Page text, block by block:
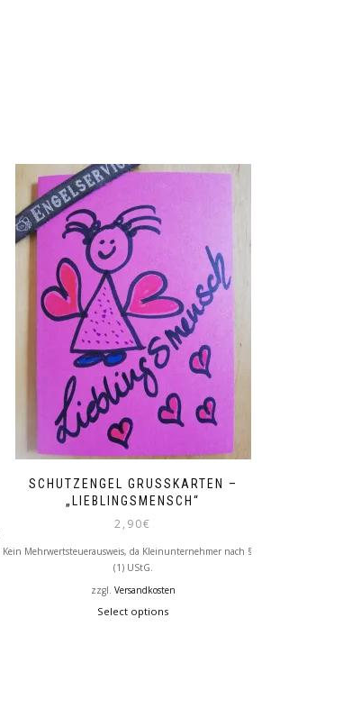
SCHUTZENGEL GRUSSKARTEN – „
LIEBLINGSMENSCH“
2,90€
Kein Mehrwertsteuerausweis, da Kleinunternehmer nach §19
(1) UStG.
zzgl. Versandkosten
Select options